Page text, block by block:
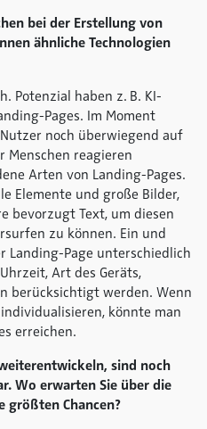
bei der Erstellung von
ähnliche Technologien
Potenzial haben z. B. KI-
Pages. Im Moment
noch überwiegend auf
Menschen reagieren
Arten von Landing-Pages.
Elemente und große Bilder,
bevorzugt Text, um diesen
zu können. Ein und
Landing-Page unterschiedlich
Art des Geräts,
berücksichtigt werden. Wenn
könnte man
erreichen.
sind noch
Wo erwarten Sie über die
größten Chancen?